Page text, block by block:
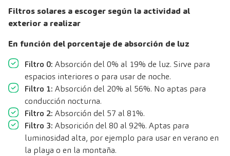
Filtros solares a escoger según la actividad al
exterior a realizar
En función del porcentaje de absorción de luz
Filtro 0: Absorción del 0% al 19% de luz. Sirve para
espacios interiores o para usar de noche.
Filtro 1: Absorción del 20% al 56%. No aptas para
conducción nocturna.
Filtro 2: Absorción del 57 al 81%.
Filtro 3: Absorición del 80 al 92%. Aptas para
luminosidad alta, por ejemplo para usar en verano en
la playa o en la montaña.